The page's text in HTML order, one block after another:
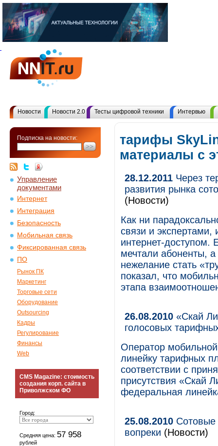
Новости Новости 2.0 Тесты цифровой техники Интервью
Подписка на новости:
Управление
документами
Интернет
Интеграция
Безопасность
Мобильная связь
Фиксированная связь
ПО
Рынок ПК
Маркетинг
Торговые сети
Оборудование
Outsourcing
Кадры
Регулирование
Финансы
Web
CMS Magazine: стоимость
создания корп. сайта в
Приволжском ФО
Город:
Средняя цена: 57 958
рублей
тарифы
материалы с
28.12.2011 Через
развития рынка
(Новости)
Как ни
связи и экспертами,
интернет-доступом.
мечтали абоненты,
нежелание стать
показал, что
этапа
26.08.2010 «Скай
голосовых
Оператор
линейку тарифных
соответствии с
присутствия «Скай
федеральная
25.08.2010 Сотовые
вопреки (Новости)